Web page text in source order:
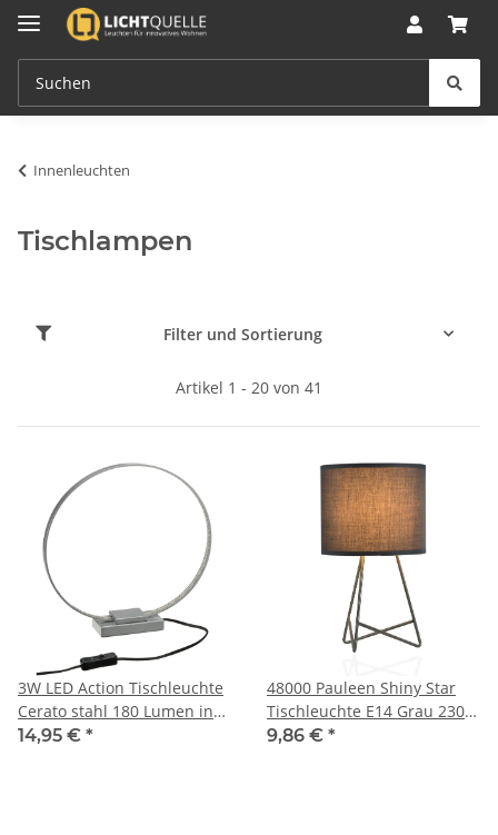
Innenleuchten
Tischlampen
Filter und Sortierung
Artikel 1 - 20 von 41
3W LED Action Tischleuchte
Cerato stahl 180 Lumen incl.
Lamp: 1x LED 3000K
14,95 € *
48000 Pauleen Shiny Star
Tischleuchte E14 Grau 230V
Metall/Stoff
9,86 € *